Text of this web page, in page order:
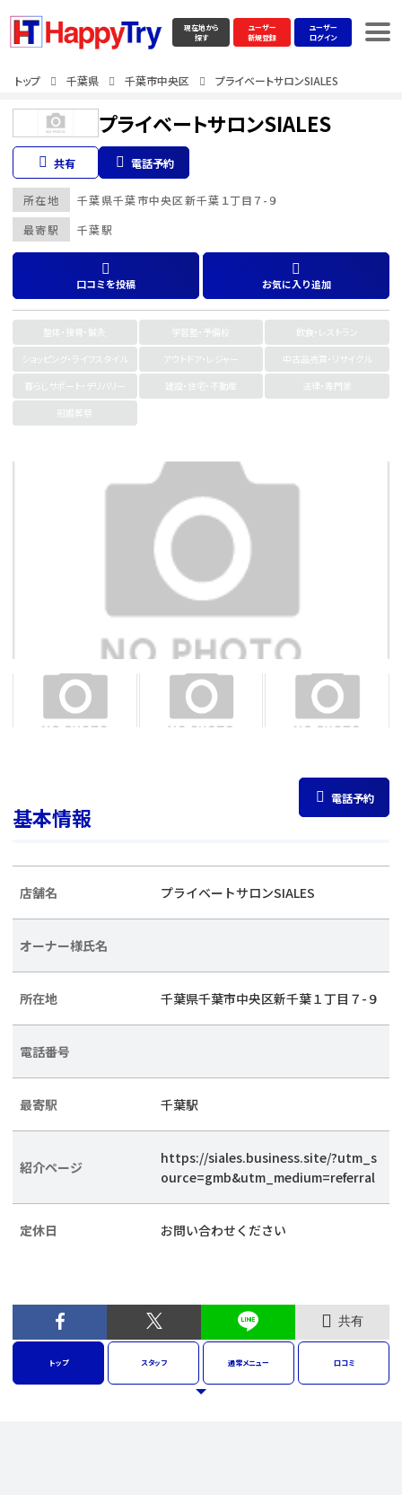
現在地から
探す
ユーザー
新規登録
ユーザー
ログイン
トップ 千葉県 千葉市中央区 プライベートサロンSIALES
プライベートサロンSIALES
共有 電話予約
最寄駅 千葉駅
所在地 千葉県千葉市中央区新千葉１丁目７-９
口コミを投稿 お気に入り追加
整体・接骨・鍼灸 学習塾・予備校
飲食・レストラン
ショッピング・ライフスタイル
アウトドア・レジャー
中古品売買・リサイクル
暮らしサポート・デリバリー
建設・住宅・不動産
法律・専門家
冠婚葬祭
電話予約
基本情報
店舗名 プライベートサロンSIALES
オーナー様氏名
所在地 千葉県千葉市中央区新千葉１丁目７-９
電話番号
最寄駅 千葉駅
紹介ページ
https://siales.business.site/?utm_s
ource=gmb&utm_medium=referral
定休日 お問い合わせください
共有
トップ スタッフ 通常メニュー 口コミ